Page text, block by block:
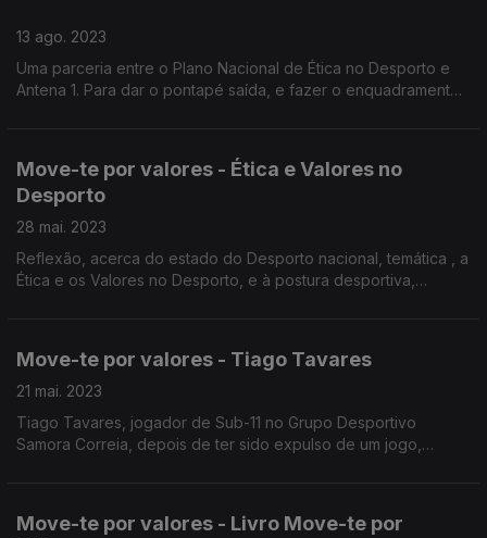
13 ago. 2023
Uma parceria entre o Plano Nacional de Ética no Desporto e
Antena 1. Para dar o pontapé saída, e fazer o enquadramento
Move-te por valores - Ética e Valores no
Desporto
28 mai. 2023
Reflexão, acerca do estado do Desporto nacional, temática , a
Ética e os Valores no Desporto, e à postura desportiva,
Move-te por valores - Tiago Tavares
21 mai. 2023
Tiago Tavares, jogador de Sub-11 no Grupo Desportivo
Samora Correia, depois de ter sido expulso de um jogo,
Move-te por valores - Livro Move-te por